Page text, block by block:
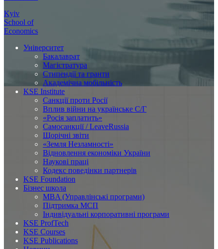
Kyiv
School of
Economics
Університет
Бакалаврат
Магістратура
Стипендії та гранти
Академічна мобільність
KSE Institute
Санкції проти Росії
Вплив війни на українське С/Г
«Росія заплатить»
Самосанкції / LeaveRussia
Щорічні звіти
«Земля Незламності»
Відновлення економіки України
Наукові праці
Кодекс поведінки партнерів
KSE Foundation
Бізнес школа
MBA (Управлінські програми)
Підтримка МСП
Індивідуальні корпоративні програми
KSE ProfTech
KSE Courses
KSE Publications